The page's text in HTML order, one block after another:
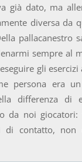
già dato, ma
diversa da
pallacanestro
sempre al
gli
persona era
differenza di
da noi
di contatto, non